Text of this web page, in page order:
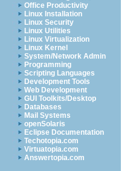
Office Productivity
Linux Installation
Linux Security
Linux Utilities
Linux Virtualization
Linux Kernel
System/Network Admin
Programming
Scripting Languages
Development Tools
Web Development
GUI Toolkits/Desktop
Databases
Mail Systems
openSolaris
Eclipse Documentation
Techotopia.com
Virtuatopia.com
Answertopia.com